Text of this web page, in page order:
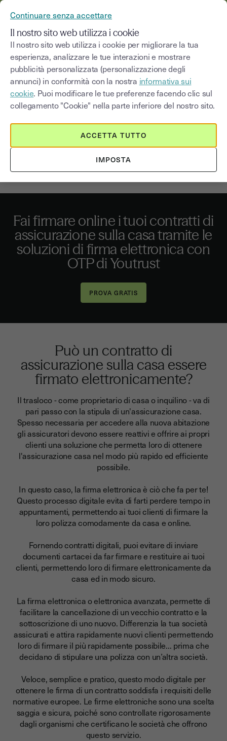
Usa la firma elettronica OTP
per le polizze assicurative
L'assicurazione sulla casa è essenziale quando ci si
trasferisce in una nuova abitazione, sia essa in affitto o di
proprietà. La firma elettronica aiuta a mettere a
disposizione online ed in tutta sicurezza i contratti
Fai firmare online i tuoi contratti di
assicurazione sulla casa tramite le
soluzioni di firma elettronica con
OTP di Youtrust
Può un contratto di
assicurazione sulla casa essere
firmato elettronicamente?
Il trasloco - come proprietario di casa o inquilino - va di
pari passo con la stipula di un'assicurazione casa.
Spesso necessaria per accedere alla nuova abitazione
gli assicuratori devono essere reattivi e offrire ai propri
clienti una soluzione che permetta loro di ottenere
l'assicurazione casa nel modo più rapido ed efficiente
possibile.
In questo caso, la firma elettronica è ciò che fa per te!
Questo processo digitale evita di farti perdere tempo in
appuntamenti, permettendo ai tuoi clienti di firmare la
loro polizza comodamente da casa e online.
Fornendo contratti digitali, puoi evitare di inviare
documenti cartacei da far firmare e restituire ai tuoi
clienti, permettendo loro di firmare elettronicamente da
casa ed in modo sicuro.
La firma elettronica o elettronica avanzata, permette di
facilitare la cancellazione di un vecchio contratto e la
sottoscrizione di uno nuovo. Differenzia la tua società
assicurati e attira rapidamente nuovi clienti permettendo
loro di firmare il più rapidamente possibile... prima che
decidano di stipulare una polizza con un’altra società.
Veloce, semplice e pratico, questo modo digitale per
ottenere le firma di un contratto soddisfa i requisiti delle
normative europee. Le firme elettroniche sono una scelta
saggia e sicura, poiché sono controllate rigorosamente
dagli organismi che certificano le società che offrono
questo servizio.
Continuare senza accettare
Il nostro sito web utilizza i cookie
Il nostro sito web utilizza i cookie per migliorare la tua
esperienza, analizzare le tue interazioni e mostrare
pubblicità personalizzata (personalizzazione degli
annunci) in conformità con la nostra informativa sui
cookie. Puoi modificare le tue preferenze facendo clic sul
collegamento "Cookie" nella parte inferiore del nostro sito.
IMPOSTA
ACCETTA TUTTO